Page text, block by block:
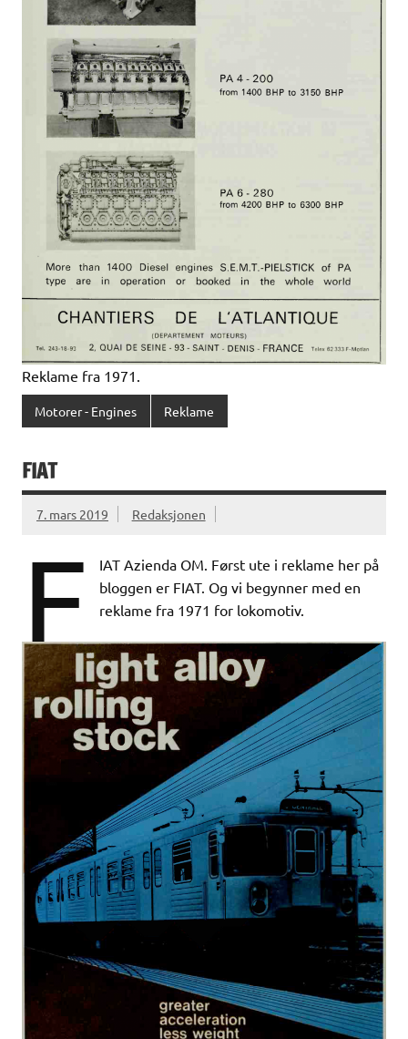
Reklame fra 1971.
Motorer - Engines Reklame
FIAT
7. mars 2019 Redaksjonen
F
IAT Azienda OM. Først ute i reklame her på
bloggen er FIAT. Og vi begynner med en
reklame fra 1971 for lokomotiv.